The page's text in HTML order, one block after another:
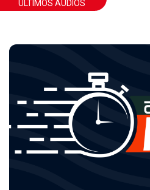
ÚLTIMOS ÁUDIOS